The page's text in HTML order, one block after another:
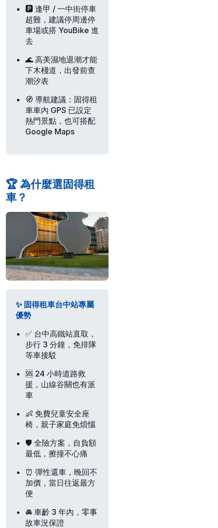
🅿️ 逢甲 / 一中街停車
超難，建議停周邊停
車場或搭 YouBike 進
去
🌊 高美濕地退潮才能
下木棧道，出發前查
潮汐表
🧭 導航建議 ：固得租
車車內 GPS 已設定
熱門景點，也可搭配
Google Maps
🏆 為什麼選固得租
車？
✨ 固得租車台中站專屬
優勢
✅ 台中高鐵站直取 ，
步行 3 分鐘，免排隊
等車接駁
🆘 24 小時道路救
援 ，山線谷關也有派
車
👶 免費兒童安全座
椅 ，親子家庭免煩惱
🛡️ 全險方案 ，自負額
最低，擦撞不心痛
⏰ 彈性還車 ，晚回不
加價，當日往返最方
便
🚘 車齡 3 年內 ，零事
故車況保證